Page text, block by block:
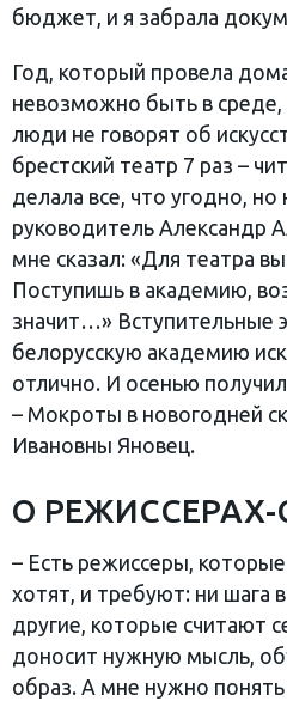
бюджет, и я забрала
Год, который провела
невозможно быть в среде,
люди не говорят об
брестский театр 7 раз –
делала все, что угодно,
руководитель Александр
мне сказал: «Для театра
Поступишь в академию,
значит…» Вступительные
белорусскую академию
отлично. И осенью
– Мокроты в новогодней
Ивановны Яновец.
О
– Есть режиссеры,
хотят, и требуют: ни шага
другие, которые считают
доносит нужную мысль,
образ. А мне нужно